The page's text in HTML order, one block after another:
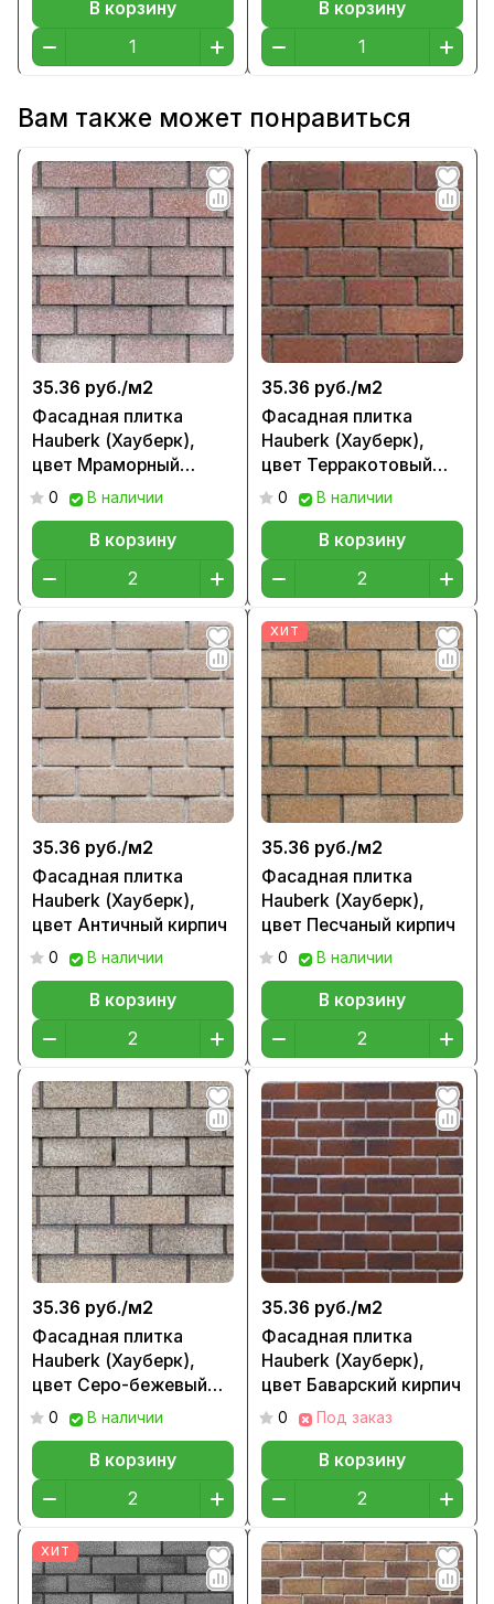
В корзину В корзину
Вам также может понравиться
35.36 руб./м2
Фасадная плитка
Hauberk (Хауберк),
цвет Мраморный
кирпич
0 В наличии
В корзину
35.36 руб./м2
Фасадная плитка
Hauberk (Хауберк),
цвет Терракотовый
кирпич
0 В наличии
В корзину
35.36 руб./м2
Фасадная плитка
Hauberk (Хауберк),
цвет Античный кирпич
0 В наличии
В корзину
ХИТ
35.36 руб./м2
Фасадная плитка
Hauberk (Хауберк),
цвет Песчаный кирпич
0 В наличии
В корзину
35.36 руб./м2
Фасадная плитка
Hauberk (Хауберк),
цвет Серо-бежевый
кирпич
0 В наличии
В корзину
35.36 руб./м2
Фасадная плитка
Hauberk (Хауберк),
цвет Баварский кирпич
0 Под заказ
В корзину
ХИТ